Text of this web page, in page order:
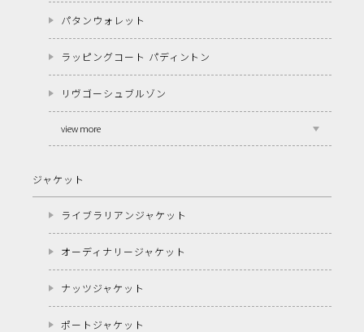
パタンウォレット
ラッピングコート パディントン
リヴゴーシュブルゾン
view more
ジャケット
ライブラリアンジャケット
オーディナリージャケット
ナッツジャケット
ポートジャケット